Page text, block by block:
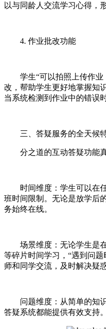
以与同龄人交流学习心得，
4. 作业批改功能
学生“可以拍照上传作
改，帮助学生更好地掌握知
当系统检测到作业中的错误
三、答疑服务的全天候
分之道的互动答疑功能
时间维度：学生可以在
班时间限制。无论是放学后
务始终在线。
场景维度：无论学生是
等碎片时间学习，“遇到问
师和同学交流，及时解决疑惑
问题维度：从简单的知
答疑系统都能提供有效支持。